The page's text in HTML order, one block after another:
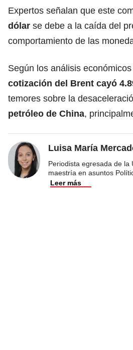
Expertos señalan que este
dólar se debe a la caída del
comportamiento de las
Según los análisis
cotización del Brent cayó
temores sobre la
petróleo de China,
Luisa María
Periodista egresada de la
maestría en asuntos
Leer más